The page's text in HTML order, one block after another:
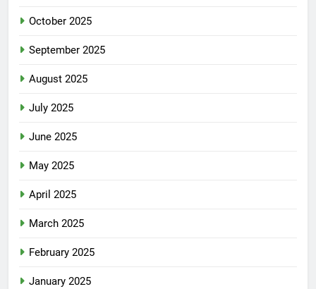
October 2025
September 2025
August 2025
July 2025
June 2025
May 2025
April 2025
March 2025
February 2025
January 2025